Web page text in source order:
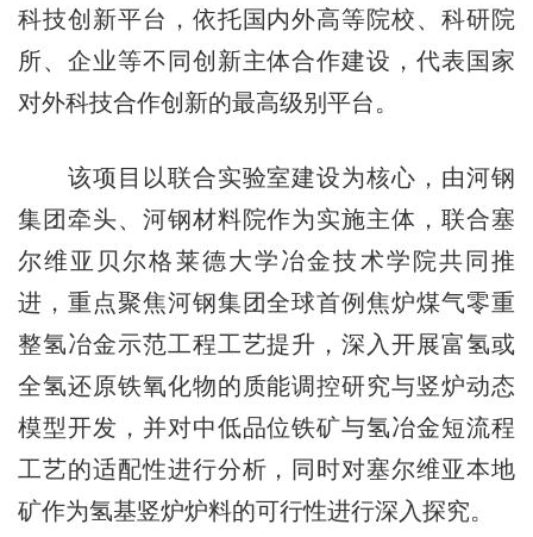
科技创新平台，依托国内外高等院校、科研院
所、企业等不同创新主体合作建设，代表国家
对外科技合作创新的最高级别平台。
该项目以联合实验室建设为核心，由河钢
集团牵头、河钢材料院作为实施主体，联合塞
尔维亚贝尔格莱德大学冶金技术学院共同推
进，重点聚焦河钢集团全球首例焦炉煤气零重
整氢冶金示范工程工艺提升，深入开展富氢或
全氢还原铁氧化物的质能调控研究与竖炉动态
模型开发，并对中低品位铁矿与氢冶金短流程
工艺的适配性进行分析，同时对塞尔维亚本地
矿作为氢基竖炉炉料的可行性进行深入探究。